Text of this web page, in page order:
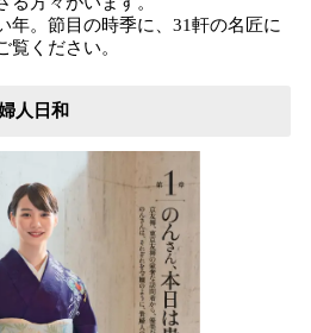
年。節目の時季に、31軒の名匠に
覧ください。
人日和